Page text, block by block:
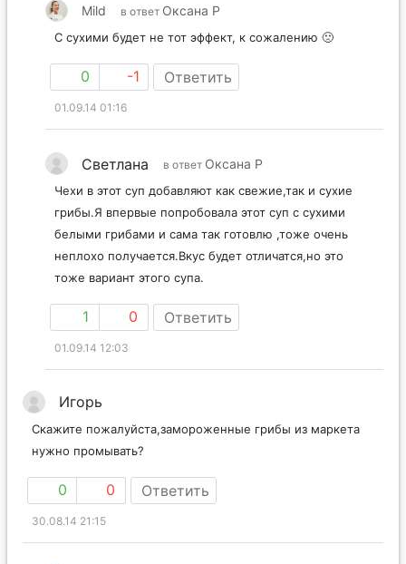
Mild в ответ Оксана Р
С сухими будет не тот эффект, к сожалению 🙁
0 -1 Ответить
01.09.14 01:16
Светлана в ответ Оксана Р
Чехи в этот суп добавляют как свежие,так и сухие
грибы.Я впервые попробовала этот суп с сухими
белыми грибами и сама так готовлю ,тоже очень
неплохо получается.Вкус будет отличатся,но это
тоже вариант этого супа.
1 0 Ответить
01.09.14 12:03
Игорь
Скажите пожалуйста,замороженные грибы из маркета
нужно промывать?
0 0 Ответить
30.08.14 21:15